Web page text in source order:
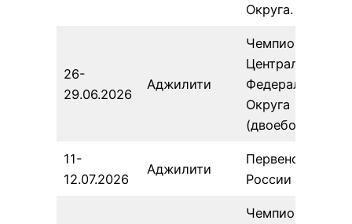
Округа.
26-
29.06.2026
Аджилити
Чемпионат
Центрального
Федерального
Округа
(двоеборье)
11-
12.07.2026
Аджилити
Первенство
России
Чемпионат